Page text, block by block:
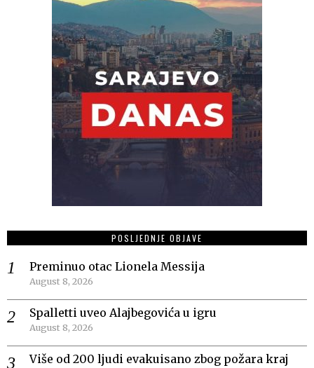
POSLJEDNJE OBJAVE
Preminuo otac Lionela Messija
August 8, 2026
Spalletti uveo Alajbegovića u igru
August 8, 2026
Više od 200 ljudi evakuisano zbog požara kraj